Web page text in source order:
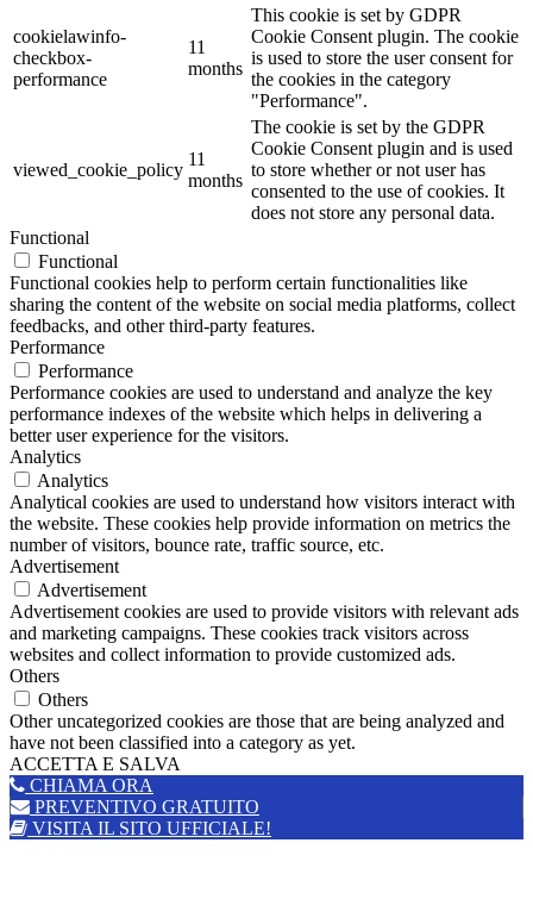
cookielawinfo-
checkbox-
performance
11
months
This cookie is set by GDPR
Cookie Consent plugin. The cookie
is used to store the user consent for
the cookies in the category
"Performance".
viewed_cookie_policy
11
months
The cookie is set by the GDPR
Cookie Consent plugin and is used
to store whether or not user has
consented to the use of cookies. It
does not store any personal data.
Functional
Functional
Functional cookies help to perform certain functionalities like
sharing the content of the website on social media platforms, collect
feedbacks, and other third-party features.
Performance
Performance
Performance cookies are used to understand and analyze the key
performance indexes of the website which helps in delivering a
better user experience for the visitors.
Analytics
Analytics
Analytical cookies are used to understand how visitors interact with
the website. These cookies help provide information on metrics the
number of visitors, bounce rate, traffic source, etc.
Advertisement
Advertisement
Advertisement cookies are used to provide visitors with relevant ads
and marketing campaigns. These cookies track visitors across
websites and collect information to provide customized ads.
Others
Others
Other uncategorized cookies are those that are being analyzed and
have not been classified into a category as yet.
ACCETTA E SALVA
CHIAMA ORA
PREVENTIVO GRATUITO
VISITA IL SITO UFFICIALE!